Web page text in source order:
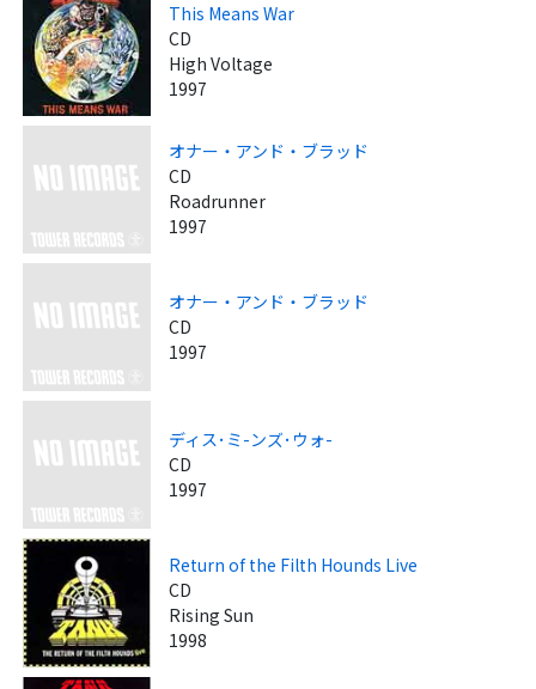
This Means War
CD
High Voltage
1997
オナー・アンド・ブラッド
CD
Roadrunner
1997
オナー・アンド・ブラッド
CD
1997
ディス･ミ-ンズ･ウォ-
CD
1997
Return of the Filth Hounds Live
CD
Rising Sun
1998